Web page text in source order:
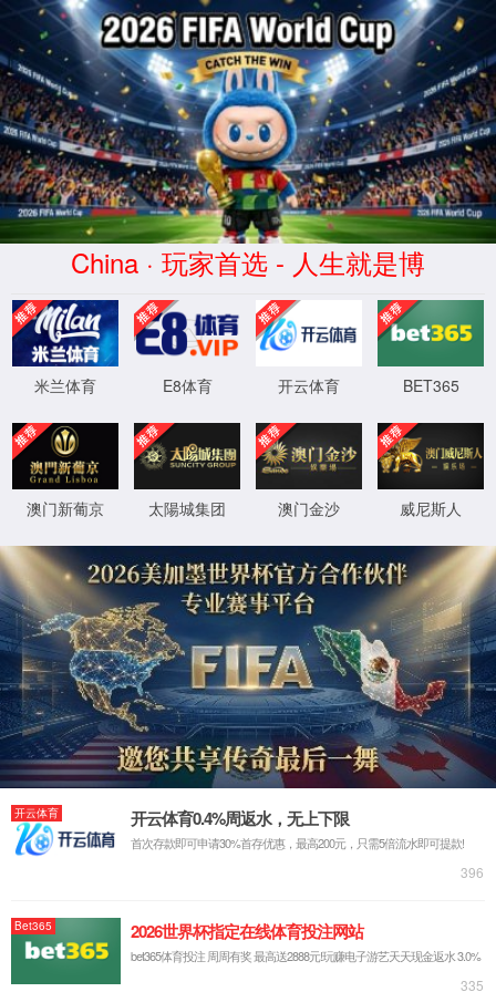
点点(taptap)官方网站-Official website
taptap点点精彩视频
点点taptap官网网址/精彩视频/ Airwheeltaptap点点电动独轮车Q5教
学视频，还不会骑的赶紧看过来啦！
Airwheeltaptap点点电动独轮车Q5教学视频，还不
会骑的赶紧看过来啦！